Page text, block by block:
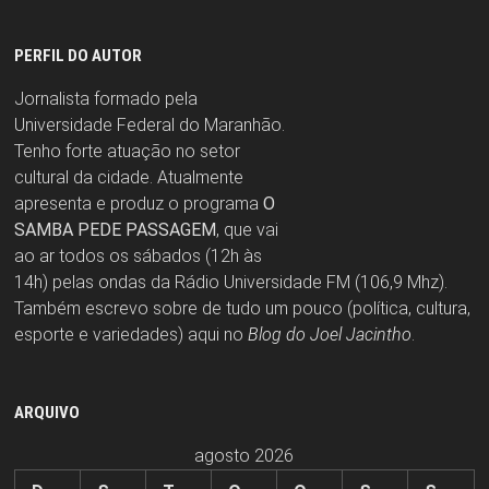
PERFIL DO AUTOR
Jornalista formado pela
Universidade Federal do Maranhão.
Tenho forte atuação no setor
cultural da cidade. Atualmente
apresenta e produz o programa O
SAMBA PEDE PASSAGEM, que vai
ao ar todos os sábados (12h às
14h) pelas ondas da Rádio Universidade FM (106,9 Mhz).
Também escrevo sobre de tudo um pouco (política, cultura,
esporte e variedades) aqui no Blog do Joel Jacintho.
ARQUIVO
agosto 2026